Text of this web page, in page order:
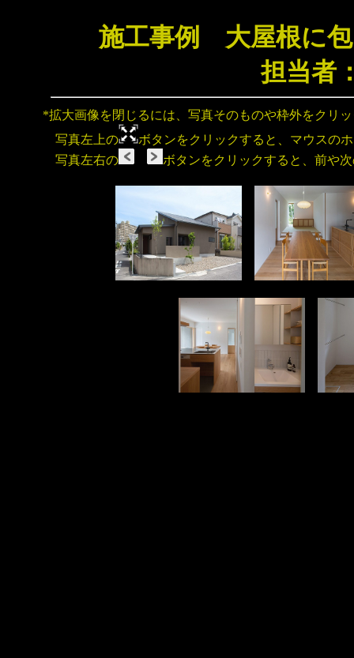
施工事例 大屋根に包
担当者
*拡大画像を閉じるには、写真そのものや枠外をクリ
写真左上の
ボタンをクリックすると、マウスの
写真左右の
ボタンをクリックすると、前や